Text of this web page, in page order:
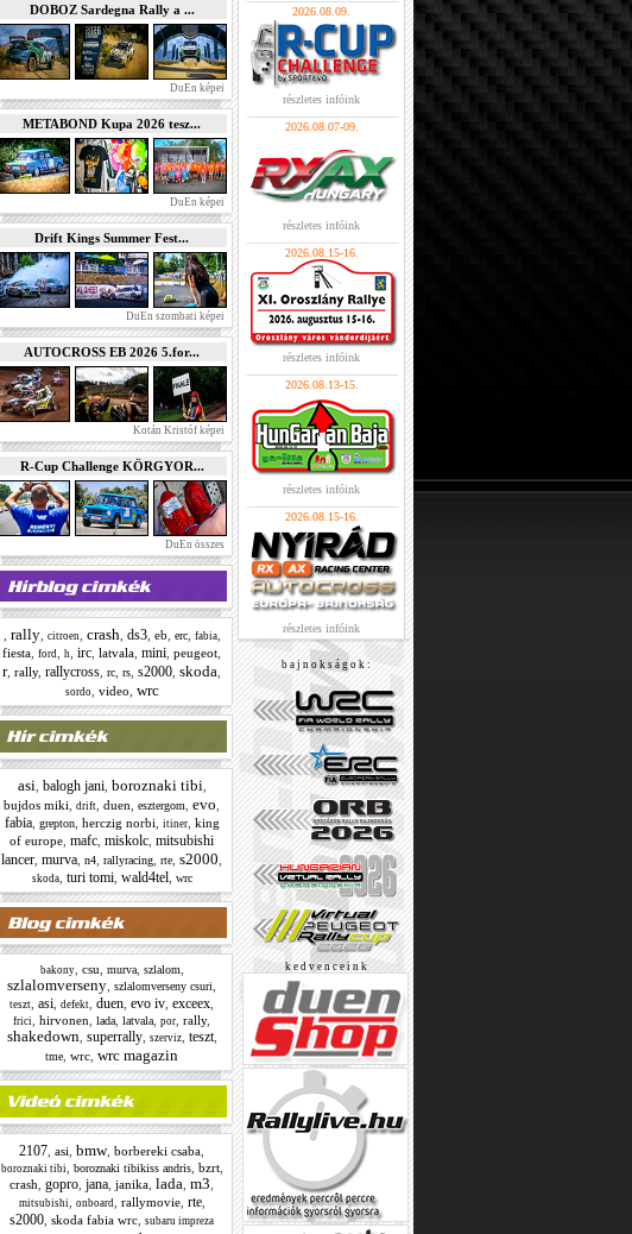
DOBOZ Sardegna Rally a ...
DuEn képei
METABOND Kupa 2026 tesz...
DuEn képei
Drift Kings Summer Fest...
DuEn szombati képei
AUTOCROSS EB 2026 5.for...
Kotán Kristóf képei
R-Cup Challenge KÖRGYOR...
DuEn összes
rally, citroen crash ds3, eb erc, fabia,
fiesta ford h irc latvala mini peugeot
r, rally, rallycross rc rs s2000 skoda
sordo, video wrc
asi balogh jani, boroznaki tibi
bujdos miki
drift duen esztergom evo
fabia, grepton, herczig norbi itiner, king
of europe mafc miskolc mitsubishi
lancer murva n4 rallyracing rte s2000
skoda, turi tomi, wald4tel wrc
bakony, csu murva, szlalom
szlalomverseny szlalomverseny csuri
teszt asi defekt duen evo iv exceex
frici hirvonen lada latvala por rally,
shakedown superrally, szerviz, teszt,
tme wrc wrc magazin
2107 asi bmw, borbereki csaba
boroznaki tibi boroznaki tibikiss andris, bzrt,
crash gopro jana janika lada m3
mitsubishi onboard rallymovie, rte,
s2000 skoda fabia wrc subaru impreza
2026.08.09.
részletes infóink
2026.08.07-09.
részletes infóink
2026.08.15-16.
részletes infóink
2026.08.13-15.
részletes infóink
2026.08.15-16.
részletes infóink
b a j n o k s á g o k :
k e d v e n c e i n k